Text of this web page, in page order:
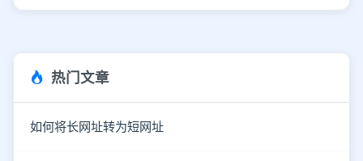
热门文章
如何将长网址转为短网址